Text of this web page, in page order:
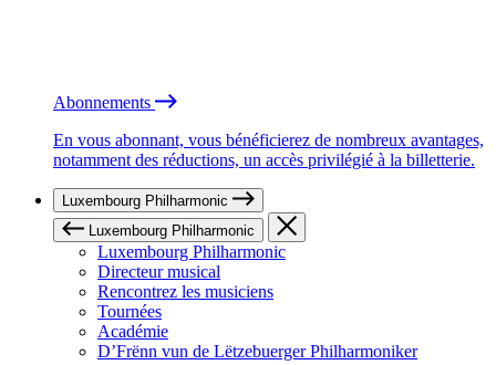
Abonnements
En vous abonnant, vous bénéficierez de nombreux avantages,
notamment des réductions, un accès privilégié à la billetterie.
Luxembourg Philharmonic
Luxembourg Philharmonic
Luxembourg Philharmonic
Directeur musical
Rencontrez les musiciens
Tournées
Académie
D’Frënn vun de Lëtzebuerger Philharmoniker